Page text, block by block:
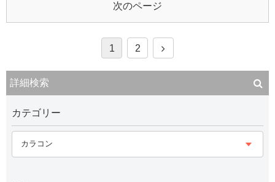
次のページ
1 2
詳細検索
カテゴリー
カラコン